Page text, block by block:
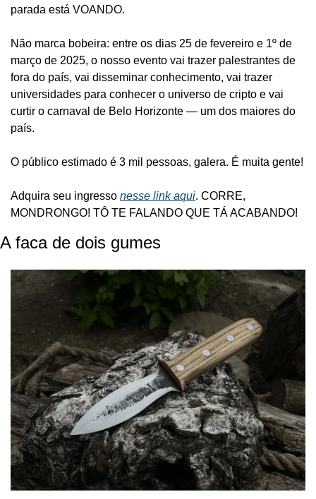
parada está VOANDO.
Não marca bobeira: entre os dias 25 de fevereiro e 1º de
março de 2025, o nosso evento vai trazer palestrantes de
fora do país, vai disseminar conhecimento, vai trazer
universidades para conhecer o universo de cripto e vai
curtir o carnaval de Belo Horizonte — um dos maiores do
país.
Adquira seu ingresso nesse link aqui. CORRE,
MONDRONGO! TÔ TE FALANDO QUE TÁ ACABANDO!
A faca de dois gumes